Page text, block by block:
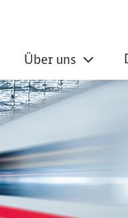
Über uns